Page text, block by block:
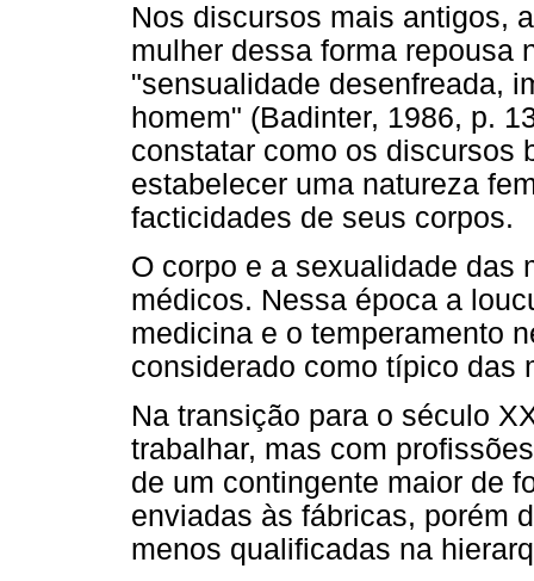
Nos discursos mais antigos,
mulher dessa forma repousa
"sensualidade desenfreada,
homem" (Badinter, 1986, p.
constatar como os discursos
estabelecer uma natureza
facticidades de seus corpos.
O corpo e a sexualidade das
médicos. Nessa época a
medicina e o temperamento
considerado como típico das
Na transição para o século
trabalhar, mas com
de um contingente maior de
enviadas às fábricas, porém
menos qualificadas na